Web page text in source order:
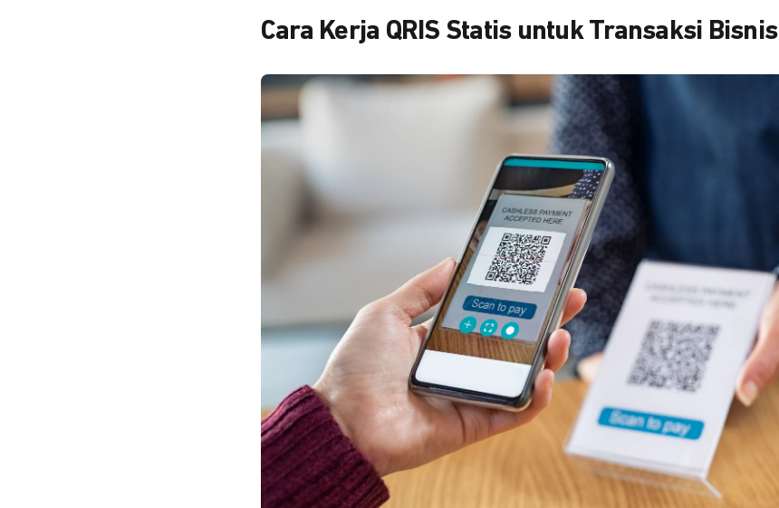
Cara Kerja QRIS Statis untuk Transaksi Bisnis